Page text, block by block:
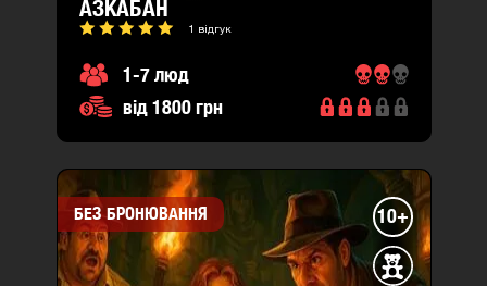
АЗКАБАН
1 відгук
1-7 люд
від 1800 грн
БЕЗ БРОНЮВАННЯ 10+